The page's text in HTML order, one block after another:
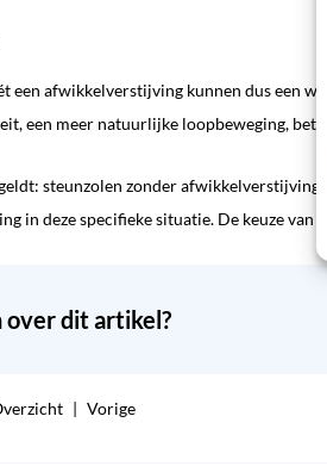
een afwikkelverstijving kunnen dus een
een meer natuurlijke loopbeweging,
steunzolen zonder afwikkelverstijving
in deze specifieke situatie. De keuze van
over dit artikel?
Vorige